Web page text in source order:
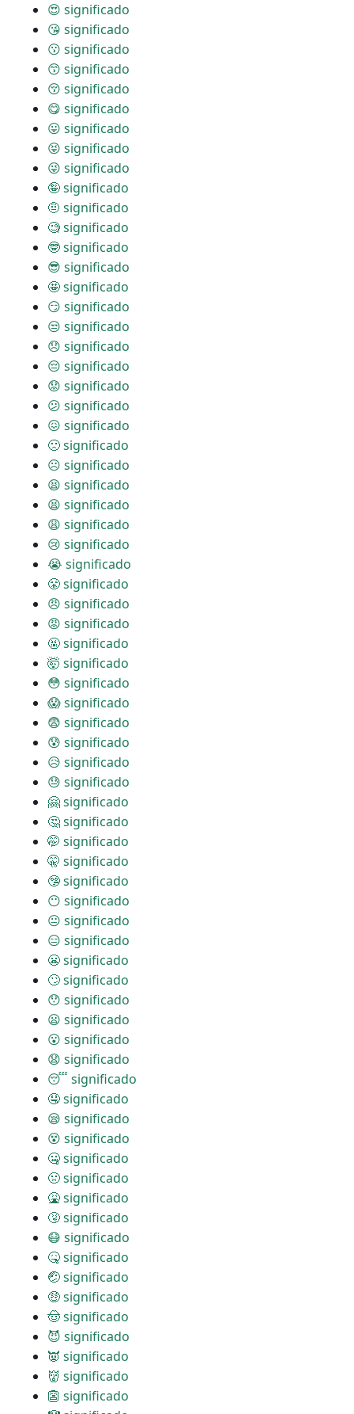
😍 significado
😘 significado
😗 significado
😙 significado
😚 significado
😋 significado
😛 significado
😝 significado
😜 significado
🤪 significado
🤨 significado
🧐 significado
🤓 significado
😎 significado
🤩 significado
😏 significado
😒 significado
😞 significado
😔 significado
😟 significado
😕 significado
😖 significado
🙁 significado
☹ significado
😫 significado
😫 significado
😩 significado
😢 significado
😭 significado
😤 significado
😠 significado
😡 significado
🤬 significado
🤯 significado
😳 significado
😱 significado
😨 significado
😰 significado
😥 significado
😓 significado
🤗 significado
🤔 significado
🤭 significado
🤫 significado
🤥 significado
😶 significado
😐 significado
😑 significado
😬 significado
🙄 significado
😯 significado
😦 significado
😮 significado
😧 significado
😴 significado
🤤 significado
😪 significado
😵 significado
🤐 significado
🤢 significado
🤮 significado
🤧 significado
😷 significado
🤒 significado
🤕 significado
🤑 significado
🤠 significado
😈 significado
👿 significado
👹 significado
👺 significado